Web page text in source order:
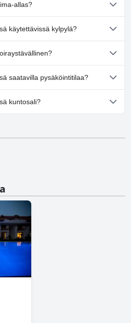
allas?
allasta.
käytettävissä kylpylä?
kylpylää.
saatavilla pysäköintitilaa?
pysäköintimahdollisuuden.
kuntosali?